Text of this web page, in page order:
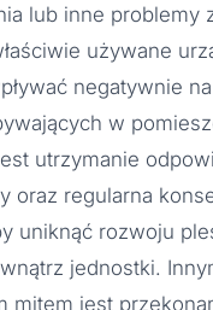
lub inne problemy
używane
negatywnie
w
utrzymanie
oraz regularna
uniknąć rozwoju
jednostki.
mitem jest